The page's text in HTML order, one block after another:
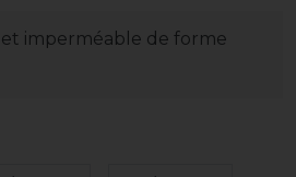
imperméable de forme